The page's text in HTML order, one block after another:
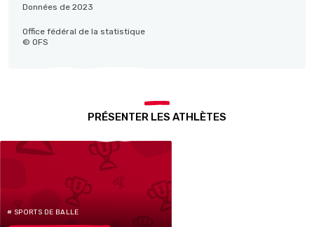
Données de 2023
Office fédéral de la statistique
© OFS
PRÉSENTER LES ATHLÈTES
# SPORTS DE BALLE